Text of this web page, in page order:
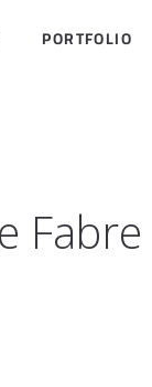
PORTFOLIO
Fabre